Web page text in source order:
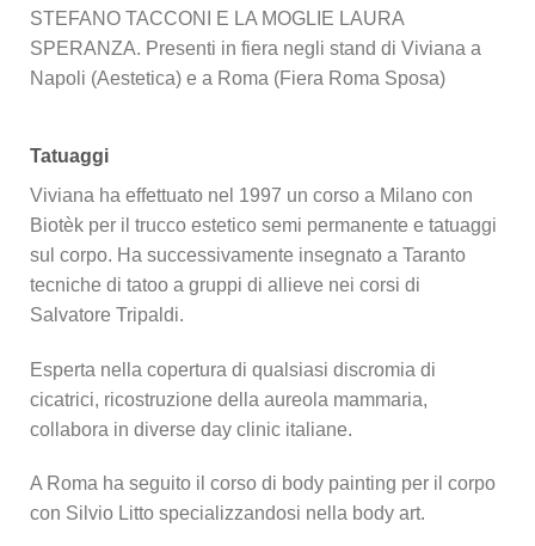
STEFANO TACCONI E LA MOGLIE LAURA
SPERANZA. Presenti in fiera negli stand di Viviana a
Napoli (Aestetica) e a Roma (Fiera Roma Sposa)
Tatuaggi
Viviana ha effettuato nel 1997 un corso a Milano con
Biotèk per il trucco estetico semi permanente e tatuaggi
sul corpo. Ha successivamente insegnato a Taranto
tecniche di tatoo a gruppi di allieve nei corsi di
Salvatore Tripaldi.
Esperta nella copertura di qualsiasi discromia di
cicatrici, ricostruzione della aureola mammaria,
collabora in diverse day clinic italiane.
A Roma ha seguito il corso di body painting per il corpo
con Silvio Litto specializzandosi nella body art.